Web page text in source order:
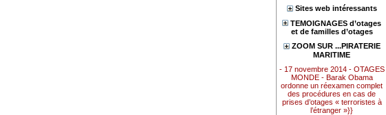
Sites web intéressants
TEMOIGNAGES d’otages
et de familles d’otages
ZOOM SUR ...PIRATERIE
MARITIME
- 17 novembre 2014 - OTAGES
MONDE - Barak Obama
ordonne un réexamen complet
des procédures en cas de
prises d’otages « terroristes à
l’étranger »}}